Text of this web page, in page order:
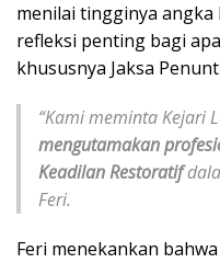
menilai tingginya
refleksi penting bagi
khususnya Jaksa
“Kami meminta Kejari
mengutamakan
Keadilan Restoratif
Feri.
Feri menekankan